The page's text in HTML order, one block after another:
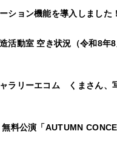
ション機能を導入しました！
活動室 空き状況（令和8年
ャラリーエコム くまさん、
料公演「AUTUMN